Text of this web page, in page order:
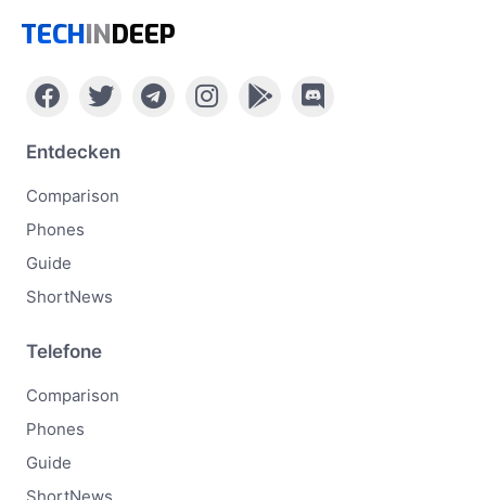
TECHINDEEP
Entdecken
Comparison
Phones
Guide
ShortNews
Telefone
Comparison
Phones
Guide